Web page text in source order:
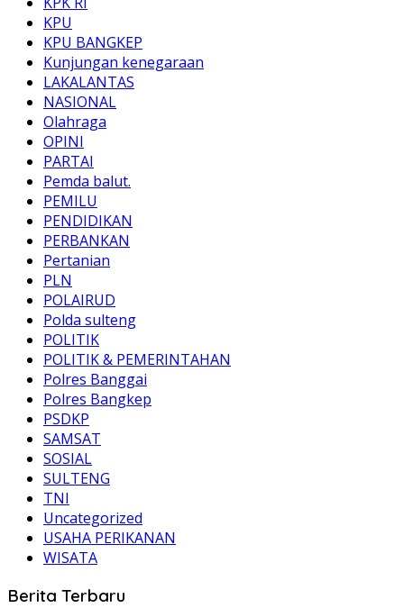
KPU
KPU BANGKEP
Kunjungan kenegaraan
LAKALANTAS
NASIONAL
Olahraga
OPINI
PARTAI
Pemda balut.
PEMILU
PENDIDIKAN
PERBANKAN
Pertanian
PLN
POLAIRUD
Polda sulteng
POLITIK
POLITIK & PEMERINTAHAN
Polres Banggai
Polres Bangkep
PSDKP
SAMSAT
SOSIAL
SULTENG
TNI
Uncategorized
USAHA PERIKANAN
WISATA
Berita Terbaru